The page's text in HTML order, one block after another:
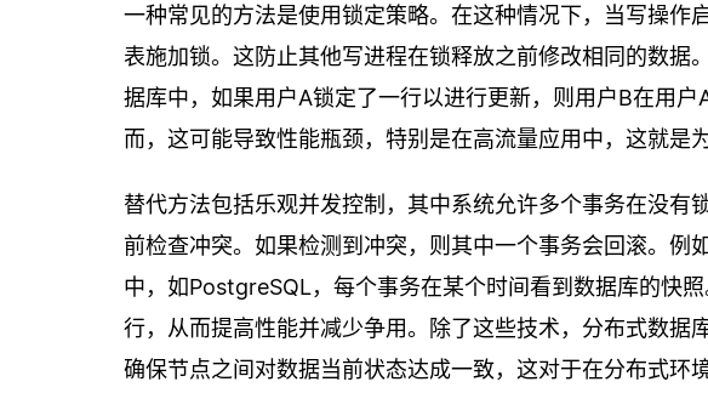
一种常见的方法是使用锁定策略。在这种情况下，当写操作
表施加锁。这防止其他写进程在锁释放之前修改相同的数据
据库中，如果用户A锁定了一行以进行更新，则用户B在用
而，这可能导致性能瓶颈，特别是在高流量应用中，这就是
替代方法包括乐观并发控制，其中系统允许多个事务在没有
前检查冲突。如果检测到冲突，则其中一个事务会回滚。例
中，如PostgreSQL，每个事务在某个时间看到数据库的快
行，从而提高性能并减少争用。除了这些技术，分布式数据
确保节点之间对数据当前状态达成一致，这对于在分布式环